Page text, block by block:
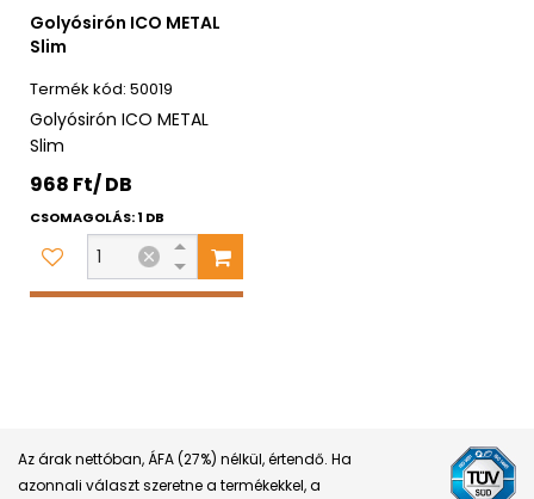
Golyósirón ICO METAL
Slim
50019
Golyósirón ICO METAL
Slim
968 Ft/ DB
CSOMAGOLÁS: 1 DB
Az árak nettóban, ÁFA (27%) nélkül, értendő. Ha
azonnali választ szeretne a termékekkel, a